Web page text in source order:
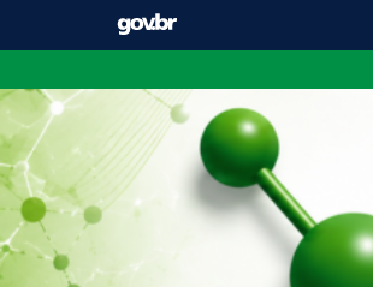
conteúdo